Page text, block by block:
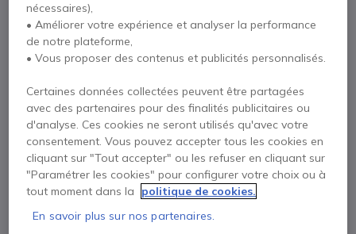
x1 Huawei OPS i5
x1
Huawei IdeaShare Key 2
290,95 €
Voir tous les produits du pack (4)
1 an de garantieconstructeur
Payez en 4 sans frais (1 664,17 €
nécessaires),
• Améliorer votre expérience et analyser la performance
de notre plateforme,
• Vous proposer des contenus et publicités personnalisés.
Certaines données collectées peuvent être partagées
avec des partenaires pour des finalités publicitaires ou
d'analyse. Ces cookies ne seront utilisés qu'avec votre
consentement. Vous pouvez accepter tous les cookies en
cliquant sur "Tout accepter" ou les refuser en cliquant sur
"Paramétrer les cookies" pour configurer votre choix ou à
tout moment dans la
politique de cookies.
En savoir plus sur nos partenaires.